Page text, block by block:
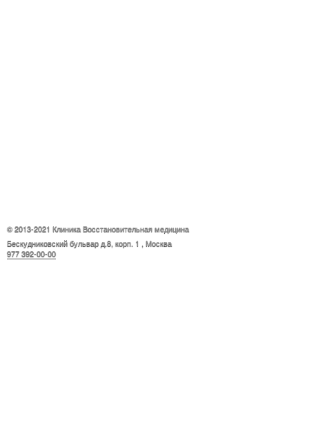
© 2013-2021 КлиникаВосстановительная медицина
Бескудниковский бульвар д.8, корп. 1
Москва
977 392-00-00